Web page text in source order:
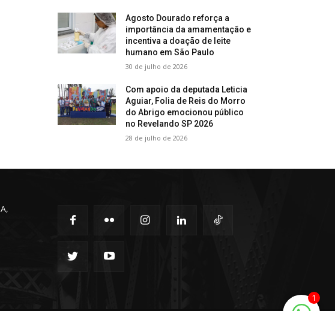
Agosto Dourado reforça a
importância da amamentação e
incentiva a doação de leite
humano em São Paulo
30 de julho de 2026
Com apoio da deputada Leticia
Aguiar, Folia de Reis do Morro
do Abrigo emocionou público
no Revelando SP 2026
28 de julho de 2026
1